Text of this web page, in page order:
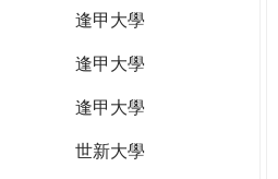
逢甲大學
逢甲大學
逢甲大學
世新大學